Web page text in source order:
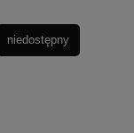
niedostępny